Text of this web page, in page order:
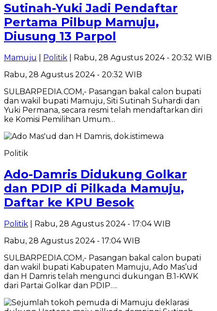
Sutinah-Yuki Jadi Pendaftar
Pertama Pilbup Mamuju,
Diusung 13 Parpol
Mamuju Politik | Rabu, 28 Agustus 2024 - 20:32 WIB
Rabu, 28 Agustus 2024 - 20:32 WIB
SULBARPEDIA.COM,- Pasangan bakal calon bupati
dan wakil bupati Mamuju, Siti Sutinah Suhardi dan
Yuki Permana, secara resmi telah mendaftarkan diri
ke Komisi Pemilihan Umum…
Politik
Ado-Damris Didukung Golkar
dan PDIP di Pilkada Mamuju,
Daftar ke KPU Besok
Politik | Rabu, 28 Agustus 2024 - 17:04 WIB
Rabu, 28 Agustus 2024 - 17:04 WIB
SULBARPEDIA.COM,- Pasangan bakal calon bupati
dan wakil bupati Kabupaten Mamuju, Ado Mas’ud
dan H Damris telah mengunci dukungan B.1-KWK
dari Partai Golkar dan PDIP….